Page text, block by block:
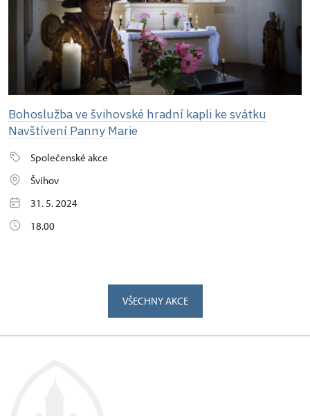
Bohoslužba ve švihovské hradní kapli ke svátku
Navštívení Panny Marie
Společenské akce
Švihov
31. 5. 2024
18.00
VŠECHNY AKCE